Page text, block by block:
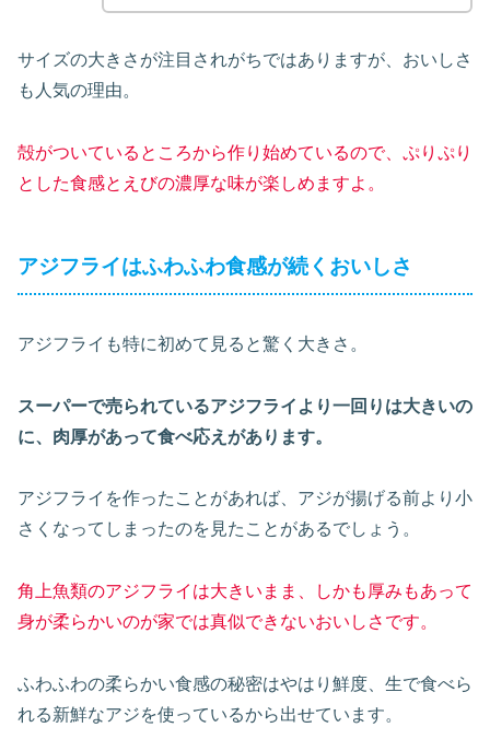
サイズの大きさが注目されがちではありますが、おいしさ
も人気の理由。
殻がついているところから作り始めているので、ぷりぷり
とした食感とえびの濃厚な味が楽しめますよ。
アジフライはふわふわ食感が続くおいしさ
アジフライも特に初めて見ると驚く大きさ。
スーパーで売られているアジフライより一回りは大きいの
に、肉厚があって食べ応えがあります。
アジフライを作ったことがあれば、アジが揚げる前より小
さくなってしまったのを見たことがあるでしょう。
角上魚類のアジフライは大きいまま、しかも厚みもあって
身が柔らかいのが家では真似できないおいしさです。
ふわふわの柔らかい食感の秘密はやはり鮮度、生で食べら
れる新鮮なアジを使っているから出せています。